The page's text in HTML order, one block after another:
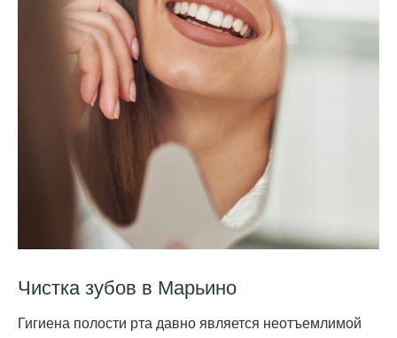
Чистка зубов в Марьино
Гигиена полости рта давно является неотъемлимой